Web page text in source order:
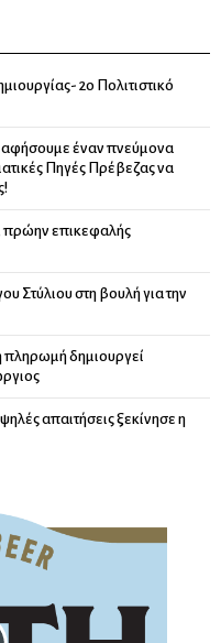
2ο Πολιτιστικό
έναν πνεύμονα
Πηγές Πρέβεζας να
επικεφαλής
Στύλιου στη βουλή για την
πληρωμή δημιουργεί
απαιτήσεις ξεκίνησε η